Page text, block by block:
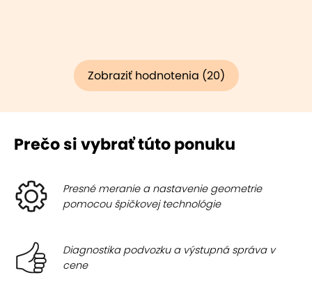
Zobraziť hodnotenia (20)
Prečo si vybrať túto ponuku
Presné meranie a nastavenie geometrie
pomocou špičkovej technológie
Diagnostika podvozku a výstupná správa v
cene